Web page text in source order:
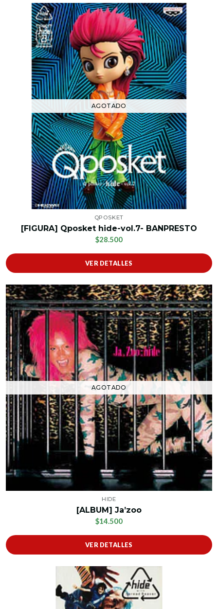
AGOTADO
QPOSKET
[FIGURA] Qposket hide-vol.7- BANPRESTO
$28.500
VER DETALLES
AGOTADO
HIDE
[ALBUM] Ja’zoo
$14.500
VER DETALLES